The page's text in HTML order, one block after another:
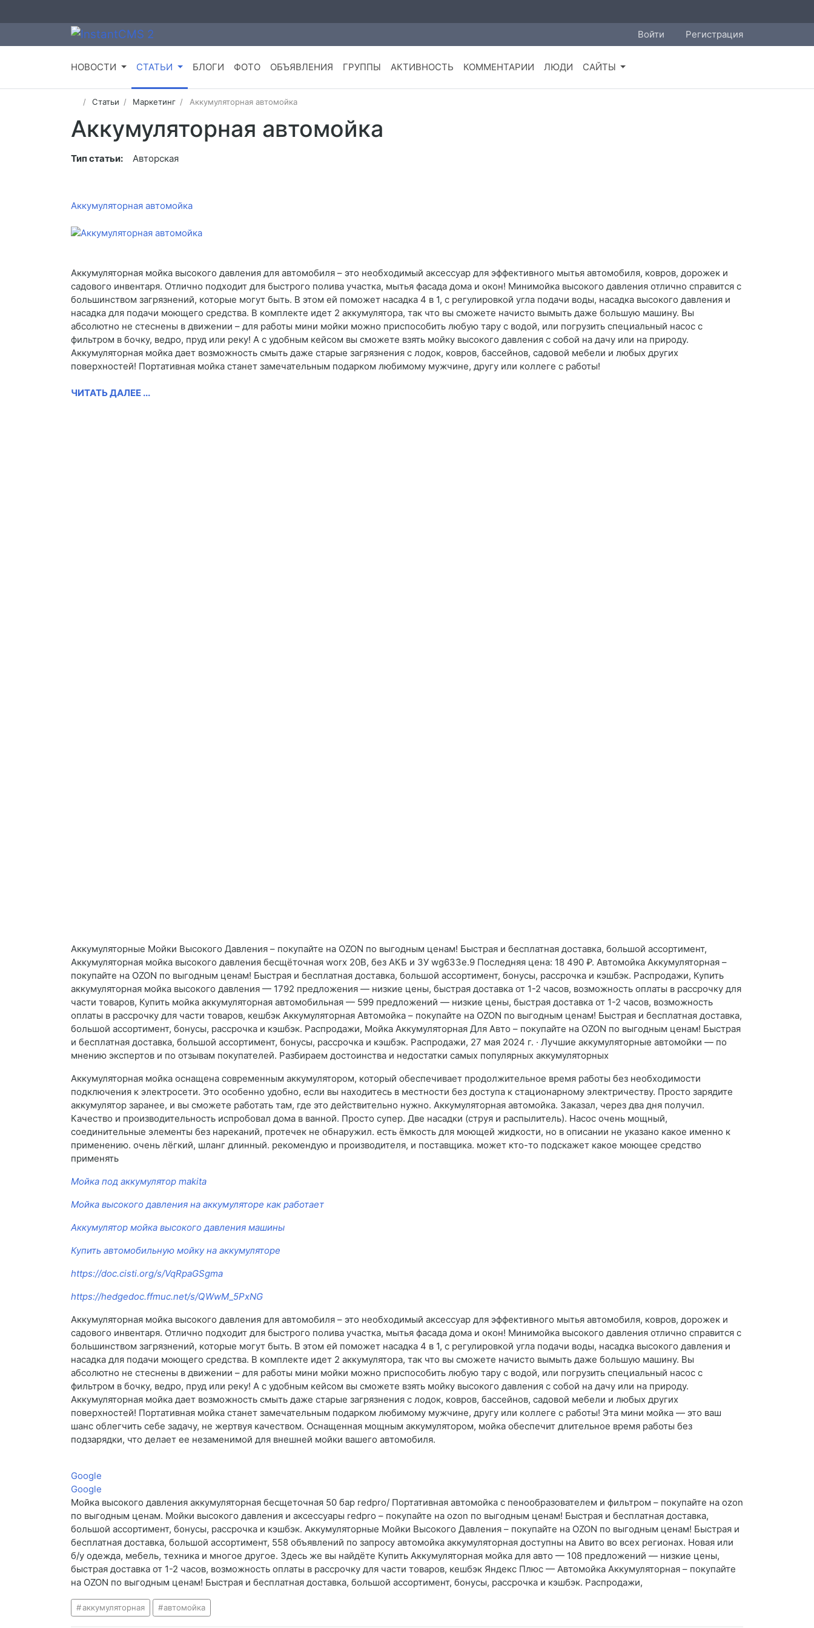
Войти Регистрация
НОВОСТИ СТАТЬИ БЛОГИ ФОТО ОБЪЯВЛЕНИЯ ГРУППЫ АКТИВНОСТЬ КОММЕНТАРИИ ЛЮДИ САЙТЫ
Статьи Маркетинг Аккумуляторная автомойка
Аккумуляторная автомойка
Тип статьи: Авторская
Аккумуляторная автомойка
Аккумуляторная мойка высокого давления для автомобиля – это необходимый аксессуар для эффективного мытья автомобиля, ковров, дорожек и
садового инвентаря. Отлично подходит для быстрого полива участка, мытья фасада дома и окон! Минимойка высокого давления отлично справится с
большинством загрязнений, которые могут быть. В этом ей поможет насадка 4 в 1, с регулировкой угла подачи воды, насадка высокого давления и
насадка для подачи моющего средства. В комплекте идет 2 аккумулятора, так что вы сможете начисто вымыть даже большую машину. Вы
абсолютно не стеснены в движении – для работы мини мойки можно приспособить любую тару с водой, или погрузить специальный насос с
фильтром в бочку, ведро, пруд или реку! А с удобным кейсом вы сможете взять мойку высокого давления с собой на дачу или на природу.
Аккумуляторная мойка дает возможность смыть даже старые загрязнения с лодок, ковров, бассейнов, садовой мебели и любых других
поверхностей! Портативная мойка станет замечательным подарком любимому мужчине, другу или коллеге с работы!
ЧИТАТЬ ДАЛЕЕ ...
Аккумуляторные Мойки Высокого Давления – покупайте на OZON по выгодным ценам! Быстрая и бесплатная доставка, большой ассортимент,
Аккумуляторная мойка высокого давления бесщёточная worx 20В, без АКБ и ЗУ wg633e.9 Последняя цена: 18 490 ₽. Автомойка Аккумуляторная –
покупайте на OZON по выгодным ценам! Быстрая и бесплатная доставка, большой ассортимент, бонусы, рассрочка и кэшбэк. Распродажи, Купить
аккумуляторная мойка высокого давления — 1792 предложения — низкие цены, быстрая доставка от 1-2 часов, возможность оплаты в рассрочку для
части товаров, Купить мойка аккумуляторная автомобильная — 599 предложений — низкие цены, быстрая доставка от 1-2 часов, возможность
оплаты в рассрочку для части товаров, кешбэк Аккумуляторная Автомойка – покупайте на OZON по выгодным ценам! Быстрая и бесплатная доставка,
большой ассортимент, бонусы, рассрочка и кэшбэк. Распродажи, Мойка Аккумуляторная Для Авто – покупайте на OZON по выгодным ценам! Быстрая
и бесплатная доставка, большой ассортимент, бонусы, рассрочка и кэшбэк. Распродажи, 27 мая 2024 г. · Лучшие аккумуляторные автомойки — по
мнению экспертов и по отзывам покупателей. Разбираем достоинства и недостатки самых популярных аккумуляторных
Аккумуляторная мойка оснащена современным аккумулятором, который обеспечивает продолжительное время работы без необходимости
подключения к электросети. Это особенно удобно, если вы находитесь в местности без доступа к стационарному электричеству. Просто зарядите
аккумулятор заранее, и вы сможете работать там, где это действительно нужно. Аккумуляторная автомойка. Заказал, через два дня получил.
Качество и производительность испробовал дома в ванной. Просто супер. Две насадки (струя и распылитель). Насос очень мощный,
соединительные элементы без нареканий, протечек не обнаружил. есть ёмкость для моющей жидкости, но в описании не указано какое именно к
применению. очень лёгкий, шланг длинный. рекомендую и производителя, и поставщика. может кто-то подскажет какое моющее средство
применять
Мойка под аккумулятор makita
Мойка высокого давления на аккумуляторе как работает
Аккумулятор мойка высокого давления машины
Купить автомобильную мойку на аккумуляторе
https://doc.cisti.org/s/VqRpaGSgma
https://hedgedoc.ffmuc.net/s/QWwM_5PxNG
Аккумуляторная мойка высокого давления для автомобиля – это необходимый аксессуар для эффективного мытья автомобиля, ковров, дорожек и
садового инвентаря. Отлично подходит для быстрого полива участка, мытья фасада дома и окон! Минимойка высокого давления отлично справится с
большинством загрязнений, которые могут быть. В этом ей поможет насадка 4 в 1, с регулировкой угла подачи воды, насадка высокого давления и
насадка для подачи моющего средства. В комплекте идет 2 аккумулятора, так что вы сможете начисто вымыть даже большую машину. Вы
абсолютно не стеснены в движении – для работы мини мойки можно приспособить любую тару с водой, или погрузить специальный насос с
фильтром в бочку, ведро, пруд или реку! А с удобным кейсом вы сможете взять мойку высокого давления с собой на дачу или на природу.
Аккумуляторная мойка дает возможность смыть даже старые загрязнения с лодок, ковров, бассейнов, садовой мебели и любых других
поверхностей! Портативная мойка станет замечательным подарком любимому мужчине, другу или коллеге с работы! Эта мини мойка — это ваш
шанс облегчить себе задачу, не жертвуя качеством. Оснащенная мощным аккумулятором, мойка обеспечит длительное время работы без
подзарядки, что делает ее незаменимой для внешней мойки вашего автомобиля.
Google
Google
Мойка высокого давления аккумуляторная бесщеточная 50 бар redpro/ Портативная автомойка с пенообразователем и фильтром – покупайте на ozon
по выгодным ценам. Мойки высокого давления и аксессуары redpro – покупайте на ozon по выгодным ценам! Быстрая и бесплатная доставка,
большой ассортимент, бонусы, рассрочка и кэшбэк. Аккумуляторные Мойки Высокого Давления – покупайте на OZON по выгодным ценам! Быстрая и
бесплатная доставка, большой ассортимент, 558 объявлений по запросу автомойка аккумуляторная доступны на Авито во всех регионах. Новая или
б/у одежда, мебель, техника и многое другое. Здесь же вы найдёте Купить Аккумуляторная мойка для авто — 108 предложений — низкие цены,
быстрая доставка от 1-2 часов, возможность оплаты в рассрочку для части товаров, кешбэк Яндекс Плюс — Автомойка Аккумуляторная – покупайте
на OZON по выгодным ценам! Быстрая и бесплатная доставка, большой ассортимент, бонусы, рассрочка и кэшбэк. Распродажи,
аккумуляторная автомойка